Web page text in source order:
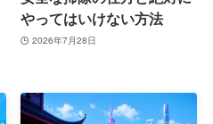
やってはいけない方法
2026年7月28日